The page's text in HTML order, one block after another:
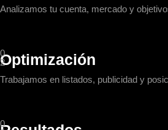
Analizamos tu cuenta, mercado y
0
2
Optimización
Trabajamos en listados, publicidad y
0